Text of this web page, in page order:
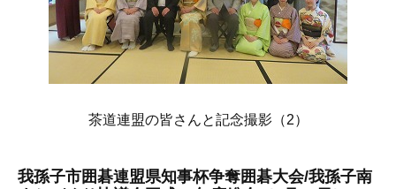
茶道連盟の皆さんと記念撮影（2）
我孫子市囲碁連盟県知事杯争奪囲碁大会/我孫子南